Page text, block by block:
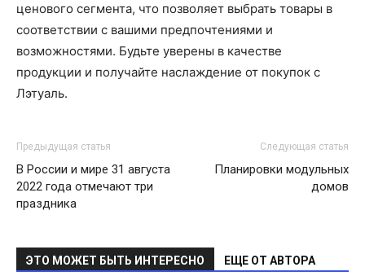
ценового сегмента, что позволяет выбрать товары в
соответствии с вашими предпочтениями и
возможностями. Будьте уверены в качестве
продукции и получайте наслаждение от покупок с
Лэтуаль.
Предыдущая статья
В России и мире 31 августа
2022 года отмечают три
праздника
Следующая статья
Планировки модульных
домов
ЭТО МОЖЕТ БЫТЬ ИНТЕРЕСНО ЕЩЕ ОТ АВТОРА